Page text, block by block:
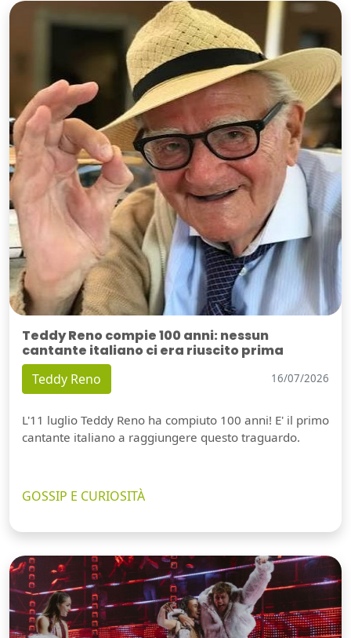
Teddy Reno compie 100 anni: nessun
cantante italiano ci era riuscito prima
Teddy Reno 16/07/2026
L'11 luglio Teddy Reno ha compiuto 100 anni! E' il primo
cantante italiano a raggiungere questo traguardo.
GOSSIP E CURIOSITÀ